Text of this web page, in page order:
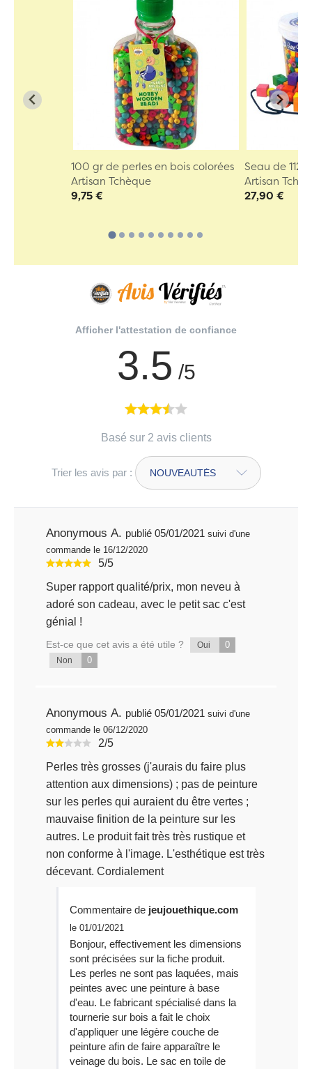
100 gr de perles en bois colorées
Artisan Tchèque
9,75 €
Seau de 112
Artisan
27,90 €
Afficher l'attestation de confiance
3.5 /5
Basé sur 2 avis clients
Trier les avis par :
Anonymous A. publié 05/01/2021 suivi d'une
commande le 16/12/2020
5/5
Super rapport qualité/prix, mon neveu à
adoré son cadeau, avec le petit sac c'est
génial !
Est-ce que cet avis a été utile ? Oui 0
Non 0
Anonymous A. publié 05/01/2021 suivi d'une
commande le 06/12/2020
2/5
Perles très grosses (j'aurais du faire plus
attention aux dimensions) ; pas de peinture
sur les perles qui auraient du être vertes ;
mauvaise finition de la peinture sur les
autres. Le produit fait très très rustique et
non conforme à l'image. L'esthétique est très
décevant. Cordialement
Commentaire de jeujouethique.com
le 01/01/2021
Bonjour, effectivement les dimensions
sont précisées sur la fiche produit.
Les perles ne sont pas laquées, mais
peintes avec une peinture à base
d'eau. Le fabricant spécialisé dans la
tournerie sur bois a fait le choix
d'appliquer une légère couche de
peinture afin de faire apparaître le
veinage du bois. Le sac en toile de